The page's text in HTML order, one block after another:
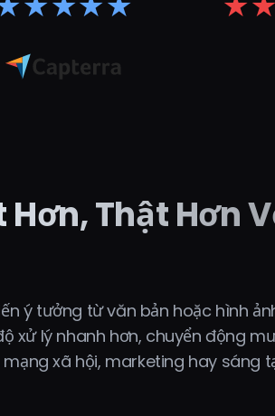
Thật Hơn
ý tưởng từ văn bản hoặc hình
xử lý nhanh hơn, chuyển động
xã hội, marketing hay sáng